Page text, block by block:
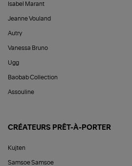
Isabel Marant
Jeanne Vouland
Autry
Vanessa Bruno
Ugg
Baobab Collection
Assouline
CRÉATEURS PRÊT-À-PORTER
Kujten
Samsoe Samsoe